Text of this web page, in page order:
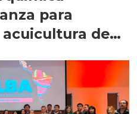
para
de